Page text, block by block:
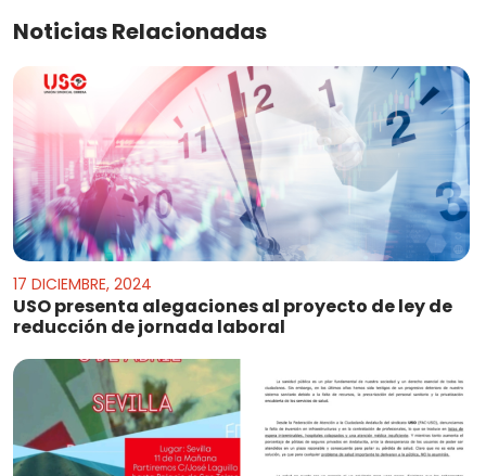
Noticias Relacionadas
17 DICIEMBRE, 2024
USO presenta alegaciones al proyecto de ley de
reducción de jornada laboral